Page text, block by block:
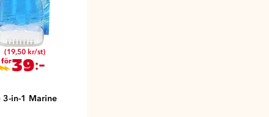
(19,50 kr/st)
för39:-
3-in-1 Marine